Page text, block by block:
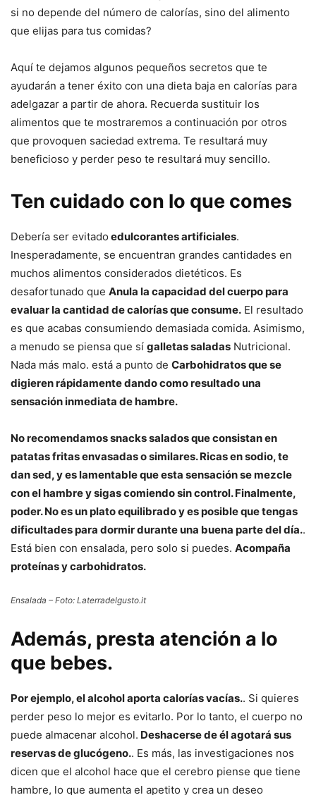
si no depende del número de calorías, sino del alimento
que elijas para tus comidas?
Aquí te dejamos algunos pequeños secretos que te
ayudarán a tener éxito con una dieta baja en calorías para
adelgazar a partir de ahora. Recuerda sustituir los
alimentos que te mostraremos a continuación por otros
que provoquen saciedad extrema. Te resultará muy
beneficioso y perder peso te resultará muy sencillo.
Ten cuidado con lo que comes
Debería ser evitado edulcorantes artificiales.
Inesperadamente, se encuentran grandes cantidades en
muchos alimentos considerados dietéticos. Es
desafortunado que Anula la capacidad del cuerpo para
evaluar la cantidad de calorías que consume. El resultado
es que acabas consumiendo demasiada comida. Asimismo,
a menudo se piensa que sí galletas saladas Nutricional.
Nada más malo. está a punto de Carbohidratos que se
digieren rápidamente dando como resultado una
sensación inmediata de hambre.
No recomendamos snacks salados que consistan en
patatas fritas envasadas o similares. Ricas en sodio, te
dan sed, y es lamentable que esta sensación se mezcle
con el hambre y sigas comiendo sin control. Finalmente,
poder. No es un plato equilibrado y es posible que tengas
dificultades para dormir durante una buena parte del día..
Está bien con ensalada, pero solo si puedes. Acompaña
proteínas y carbohidratos.
Ensalada – Foto: Laterradelgusto.it
Además, presta atención a lo
que bebes.
Por ejemplo, el alcohol aporta calorías vacías.. Si quieres
perder peso lo mejor es evitarlo. Por lo tanto, el cuerpo no
puede almacenar alcohol. Deshacerse de él agotará sus
reservas de glucógeno.. Es más, las investigaciones nos
dicen que el alcohol hace que el cerebro piense que tiene
hambre, lo que aumenta el apetito y crea un deseo